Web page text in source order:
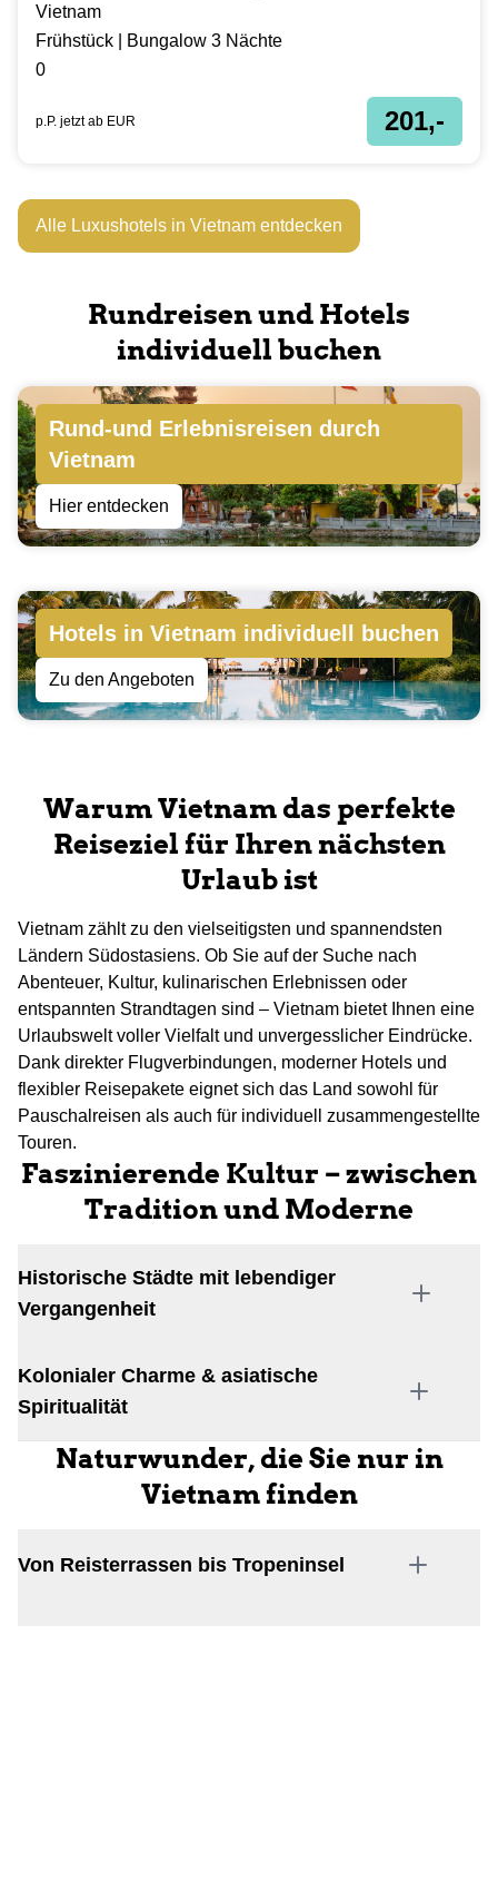
Vietnam
Frühstück | Bungalow 3 Nächte
0
p.P. jetzt ab EUR 201,-
Alle Luxushotels in Vietnam entdecken
Rundreisen und Hotels
individuell buchen
Rund-und Erlebnisreisen durch
Vietnam
Hier entdecken
Hotels in Vietnam individuell buchen
Zu den Angeboten
Warum Vietnam das perfekte
Reiseziel für Ihren nächsten
Urlaub ist
Vietnam zählt zu den vielseitigsten und spannendsten
Ländern Südostasiens. Ob Sie auf der Suche nach
Abenteuer, Kultur, kulinarischen Erlebnissen oder
entspannten Strandtagen sind – Vietnam bietet Ihnen eine
Urlaubswelt voller Vielfalt und unvergesslicher Eindrücke.
Dank direkter Flugverbindungen, moderner Hotels und
flexibler Reisepakete eignet sich das Land sowohl für
Pauschalreisen als auch für individuell zusammengestellte
Touren.
Faszinierende Kultur – zwischen
Tradition und Moderne
Historische Städte mit lebendiger
Vergangenheit
Kolonialer Charme & asiatische
Spiritualität
Naturwunder, die Sie nur in
Vietnam finden
Von Reisterrassen bis Tropeninsel